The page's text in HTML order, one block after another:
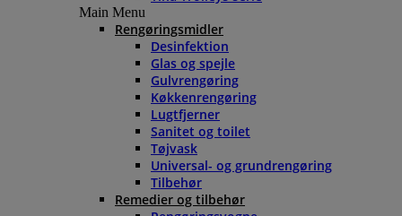
Main Menu
Rengøringsmidler
Desinfektion
Glas og spejle
Gulvrengøring
Køkkenrengøring
Lugtfjerner
Sanitet og toilet
Tøjvask
Universal- og grundrengøring
Tilbehør
Remedier og tilbehør